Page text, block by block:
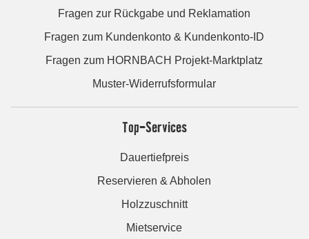
Fragen zur Rückgabe und Reklamation
Fragen zum Kundenkonto & Kundenkonto-ID
Fragen zum HORNBACH Projekt-Marktplatz
Muster-Widerrufsformular
Top-Services
Dauertiefpreis
Reservieren & Abholen
Holzzuschnitt
Mietservice